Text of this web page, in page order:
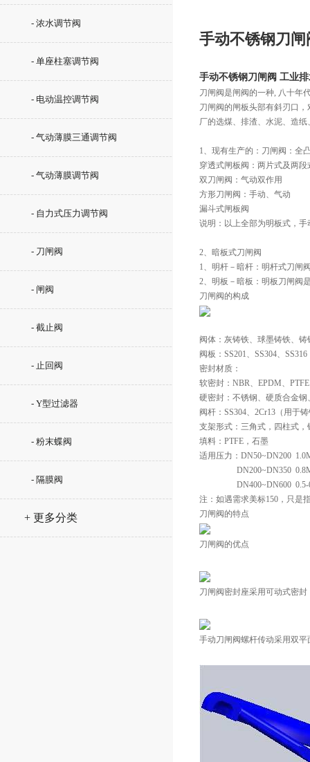
- 浓水调节阀
- 单座柱塞调节阀
- 电动温控调节阀
- 气动薄膜三通调节阀
- 气动薄膜调节阀
- 自力式压力调节阀
- 刀闸阀
- 闸阀
- 截止阀
- 止回阀
- Y型过滤器
- 粉末蝶阀
- 隔膜阀
+ 更多分类
手动不锈钢刀
手动不锈钢刀闸阀 工业
刀闸阀是闸阀的一种, 八十年
刀闸阀的闸板头部有斜刃口
厂的选煤、排渣、水泥、造
1、现有生产的：刀闸阀：全
穿透式闸板阀：两片式及两
双刀闸阀：气动双作用
方形刀闸阀：手动、气动
漏斗式闸板阀
说明：以上全部为明板式，
2、暗板式刀闸阀
1、明杆－暗杆：明杆式刀闸
2、明板－暗板：明板刀闸阀
刀闸阀的构成
阀体：灰铸铁、球墨铸铁、
阀板：SS201、SS304、
密封材质：
软密封：NBR、EPDM、
硬密封：不锈钢、硬质合金钢
阀杆：SS304、2Cr13（用于
支架形式：三角式，四柱式，
填料：PTFE，石墨
适用压力：DN50~DN200
DN200~DN350
DN400~DN600  0.5-
注：如遇需求美标150，只是
刀闸阀的特点
刀闸阀的优点
刀闸阀密封座采用可动式密
手动刀闸阀螺杆传动采用双